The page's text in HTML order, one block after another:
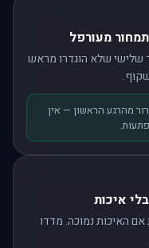
שלישי שלא הוגדרו מראש
מהרגע הראשון — אין
האיכות נמוכה. מדדו